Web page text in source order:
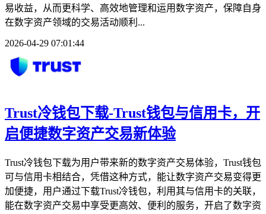
易收益，从而更科学、高效地管理和运用数字资产，保障自身
在数字资产领域的交易活动顺利...
2026-04-29 07:01:44
Trust冷钱包下载-Trust钱包与信用卡，开
启便捷数字资产交易新体验
Trust冷钱包下载为用户带来新的数字资产交易体验，Trust钱包
可与信用卡相结合，凭借这种方式，能让数字资产交易变得更
加便捷，用户通过下载Trust冷钱包，利用其与信用卡的关联，
能在数字资产交易中享受更高效、便利的服务，开启了数字资